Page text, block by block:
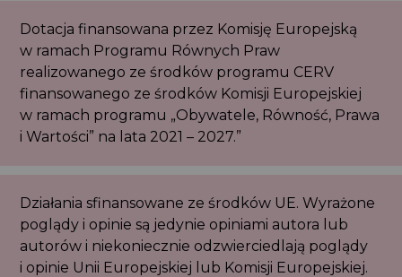
Dotacja finansowana przez Komisję Europejską
w ramach Programu Równych Praw
realizowanego ze środków programu CERV
finansowanego ze środków Komisji Europejskiej
w ramach programu „Obywatele, Równość, Prawa
i Wartości” na lata 2021 – 2027.”
Działania sfinansowane ze środków UE. Wyrażone
poglądy i opinie są jedynie opiniami autora lub
autorów i niekoniecznie odzwierciedlają poglądy
i opinie Unii Europejskiej lub Komisji Europejskiej.